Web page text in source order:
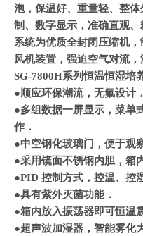
泡，保温好、重量轻、整
制、数字显示，准确直观
系统为优质全封闭压缩机
风机装置，强迫空气对流，
SG-7800H系列恒温恒湿培
●顺应环保潮流，无氟设计．
●多组数据一屏显示，菜单
作．
●中空钢化玻璃门，便于观
●采用镜面不锈钢内胆，箱
●PID 控制方式，控温、控
●具有紫外灭菌功能．
●箱内放入振荡器即可恒温
●超声波加湿器，智能雾化